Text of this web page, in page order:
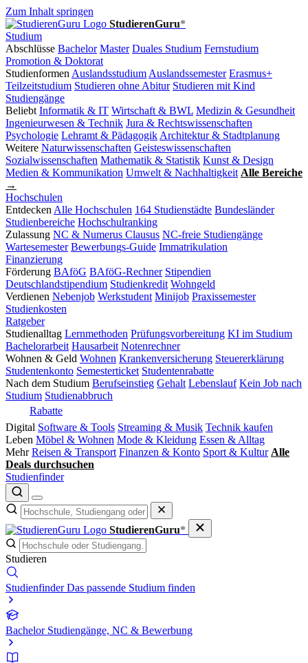
Zum Inhalt springen
StudierenGuru*
Studium
Abschlüsse Bachelor Master Duales Studium Fernstudium
Promotion & Doktorat
Studienformen Auslandsstudium Auslandssemester Erasmus+
Teilzeitstudium Studieren ohne Abitur Studieren mit Kind
Studiengänge
Beliebt Informatik & IT Wirtschaft & BWL Medizin & Gesundheit
Ingenieurwesen & Technik Jura & Rechtswissenschaften
Psychologie Lehramt & Pädagogik Architektur & Stadtplanung
Weitere Naturwissenschaften Geisteswissenschaften
Sozialwissenschaften Mathematik & Statistik Kunst & Design
Medien & Kommunikation Umwelt & Nachhaltigkeit Alle Bereiche
→
Hochschulen
Entdecken Alle Hochschulen 164 Studienstädte Bundesländer
Studienbereiche Hochschulranking
Zulassung NC & Numerus Clausus NC-freie Studiengänge
Wartesemester Bewerbungs-Guide Immatrikulation
Finanzierung
Förderung BAföG BAföG-Rechner Stipendien
Deutschlandstipendium Studienkredit Wohngeld
Verdienen Nebenjob Werkstudent Minijob Praxissemester
Studienkosten
Ratgeber
Studienalltag Lernmethoden Prüfungsvorbereitung KI im Studium
Bachelorarbeit Hausarbeit Notenrechner
Wohnen & Geld Wohnen Krankenversicherung Steuererklärung
Studentenkonto Semesterticket Studentenrabatte
Nach dem Studium Berufseinstieg Gehalt Lebenslauf Kein Job nach
Studium Studienabbruch
Rabatte
Digital Software & Tools Streaming & Musik Technik kaufen
Leben Möbel & Wohnen Mode & Kleidung Essen & Alltag
Mehr Reisen & Transport Finanzen & Konto Sport & Kultur Alle
Deals durchsuchen
Studienfinder
StudierenGuru*
Studieren
Studienfinder Das passende Studium finden
Bachelor Studiengänge, NC & Bewerbung